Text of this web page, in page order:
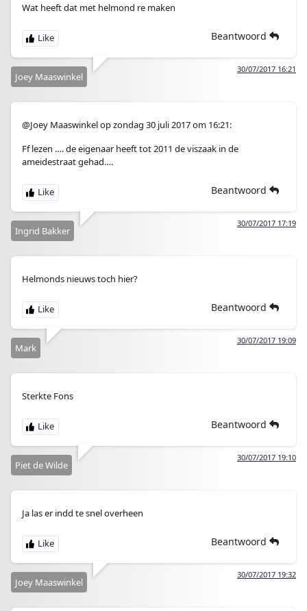
Wat heeft dat met helmond re maken
Beantwoord
30/07/2017 16:21
Joey Maaswinkel
@Joey Maaswinkel op zondag 30 juli 2017 om 16:21:
Ff lezen …. de eigenaar heeft tot 2011 de viszaak in de
ameidestraat gehad….
Beantwoord
30/07/2017 17:19
Ingrid Bakker
Helmonds nieuws toch hier?
Beantwoord
30/07/2017 19:09
Mark
Sterkte Fons
Beantwoord
30/07/2017 19:10
Piet de Wilde
Ja las er indd te snel overheen
Beantwoord
30/07/2017 19:32
Joey Maaswinkel